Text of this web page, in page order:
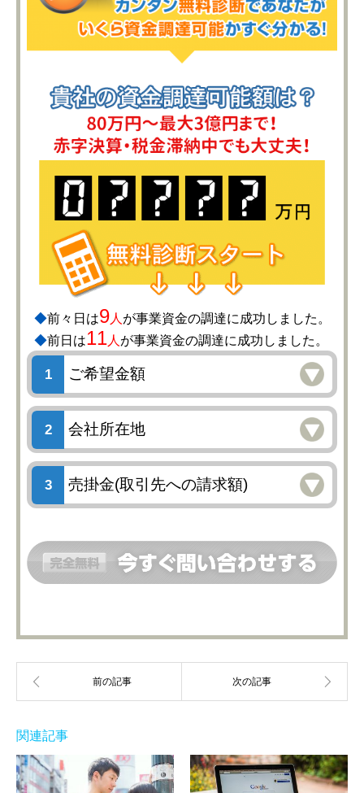
◆前々日は9人 が事業資金の調達に成功しました。
◆前日は11人 が事業資金の調達に成功しました。
関連記事